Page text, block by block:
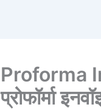
Proforma
प्रोफॉर्मा